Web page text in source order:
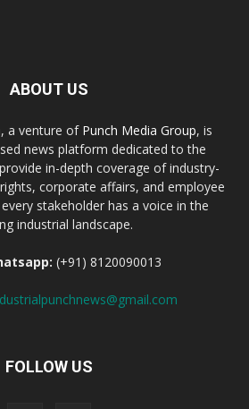
ABOUT US
a venture of Punch Media Group, is
news platform dedicated to the
in-depth coverage of industry-
corporate affairs, and employee
stakeholder has a voice in the
industrial landscape.
(+91) 8120090013
FOLLOW US